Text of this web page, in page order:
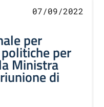
07/09/2022
per
per
Ministra
di